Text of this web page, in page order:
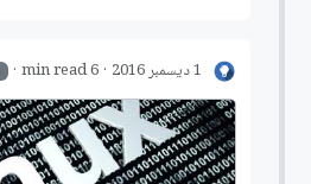
1 ديسمبر 2016 6 min read